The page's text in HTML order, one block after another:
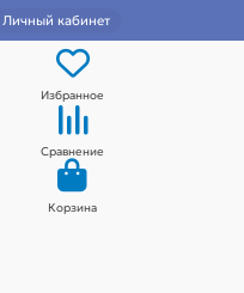
Личный кабинет
Избранное
Сравнение
Корзина